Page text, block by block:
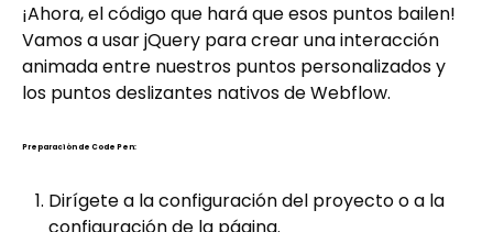
¡Ahora, el código que hará que esos puntos bailen!
Vamos a usar jQuery para crear una interacción
animada entre nuestros puntos personalizados y
los puntos deslizantes nativos de Webflow.
Preparación de Code Pen:
Dirígete a la configuración del proyecto o a la